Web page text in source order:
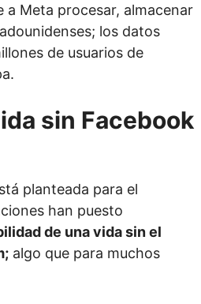
a Meta procesar, almacenar
los datos
de usuarios de
sin Facebook
planteada para el
han puesto
de una vida sin el
algo que para muchos